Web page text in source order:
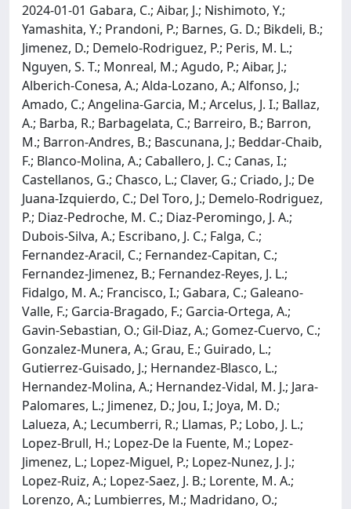
2024-01-01 Gabara, C.; Aibar, J.; Nishimoto, Y.;
Yamashita, Y.; Prandoni, P.; Barnes, G. D.; Bikdeli, B.;
Jimenez, D.; Demelo-Rodriguez, P.; Peris, M. L.;
Nguyen, S. T.; Monreal, M.; Agudo, P.; Aibar, J.;
Alberich-Conesa, A.; Alda-Lozano, A.; Alfonso, J.;
Amado, C.; Angelina-Garcia, M.; Arcelus, J. I.; Ballaz,
A.; Barba, R.; Barbagelata, C.; Barreiro, B.; Barron,
M.; Barron-Andres, B.; Bascunana, J.; Beddar-Chaib,
F.; Blanco-Molina, A.; Caballero, J. C.; Canas, I.;
Castellanos, G.; Chasco, L.; Claver, G.; Criado, J.; De
Juana-Izquierdo, C.; Del Toro, J.; Demelo-Rodriguez,
P.; Diaz-Pedroche, M. C.; Diaz-Peromingo, J. A.;
Dubois-Silva, A.; Escribano, J. C.; Falga, C.;
Fernandez-Aracil, C.; Fernandez-Capitan, C.;
Fernandez-Jimenez, B.; Fernandez-Reyes, J. L.;
Fidalgo, M. A.; Francisco, I.; Gabara, C.; Galeano-
Valle, F.; Garcia-Bragado, F.; Garcia-Ortega, A.;
Gavin-Sebastian, O.; Gil-Diaz, A.; Gomez-Cuervo, C.;
Gonzalez-Munera, A.; Grau, E.; Guirado, L.;
Gutierrez-Guisado, J.; Hernandez-Blasco, L.;
Hernandez-Molina, A.; Hernandez-Vidal, M. J.; Jara-
Palomares, L.; Jimenez, D.; Jou, I.; Joya, M. D.;
Lalueza, A.; Lecumberri, R.; Llamas, P.; Lobo, J. L.;
Lopez-Brull, H.; Lopez-De la Fuente, M.; Lopez-
Jimenez, L.; Lopez-Miguel, P.; Lopez-Nunez, J. J.;
Lopez-Ruiz, A.; Lopez-Saez, J. B.; Lorente, M. A.;
Lorenzo, A.; Lumbierres, M.; Madridano, O.;